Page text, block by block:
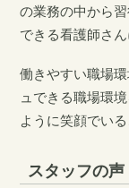
の業務の中から
できる看護師さ
働きやすい職場
ュできる職場環
ように笑顔でい
スタッフの声